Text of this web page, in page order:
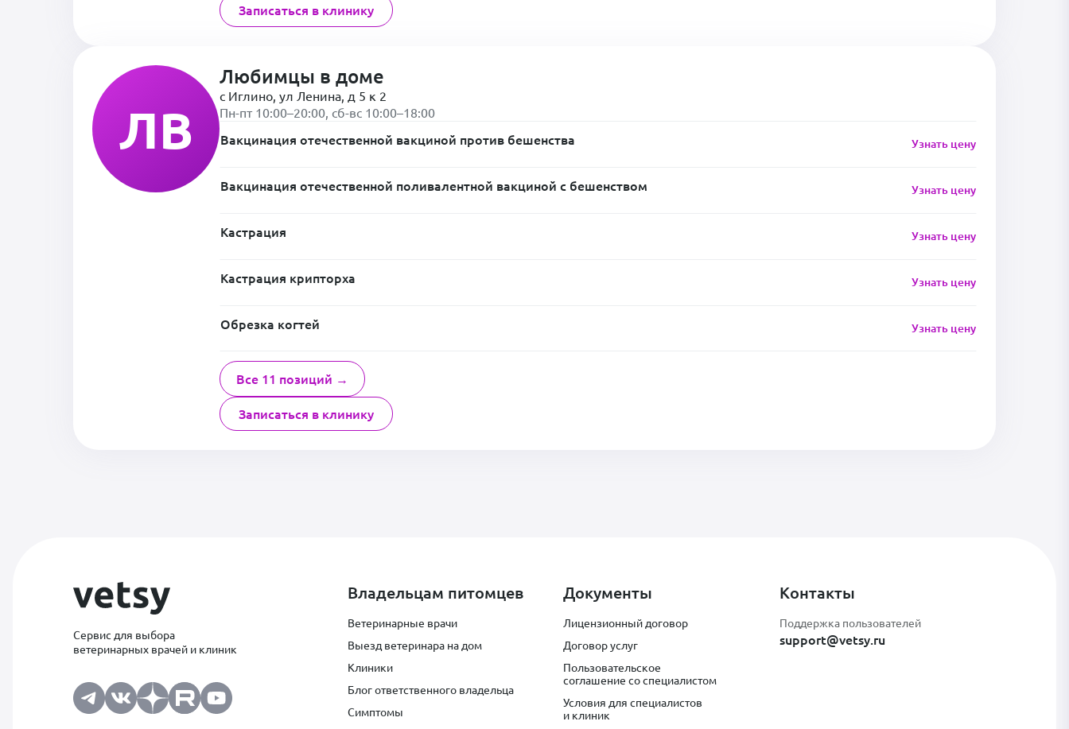
Записаться в клинику
ЛВ
Любимцы в доме
с Иглино, ул Ленина, д 5 к 2
Пн-пт 10:00–20:00, сб-вс 10:00–18:00
Вакцинация отечественной вакциной против бешенства Узнать цену
Вакцинация отечественной поливалентной вакциной с бешенством Узнать цену
Кастрация Узнать цену
Кастрация крипторха Узнать цену
Обрезка когтей Узнать цену
Все 11 позиций →
Записаться в клинику
Сервис для выбора
ветеринарных врачей и клиник
Владельцам питомцев
Ветеринарные врачи
Выезд ветеринара на дом
Клиники
Блог ответственного владельца
Симптомы
Документы
Лицензионный договор
Договор услуг
Пользовательское
соглашение со специалистом
Условия для специалистов
и клиник
Контакты
Поддержка пользователей
support@vetsy.ru